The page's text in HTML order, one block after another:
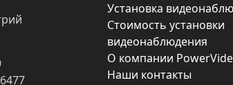
Установка
Стоимость установки
видеонаблюдения
О компании
Наши контакты